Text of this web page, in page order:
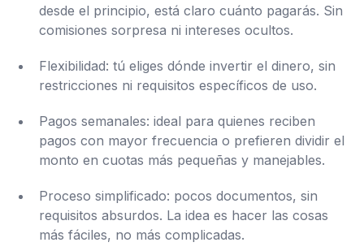
desde el principio, está claro cuánto pagarás. Sin
comisiones sorpresa ni intereses ocultos.
Flexibilidad: tú eliges dónde invertir el dinero, sin
restricciones ni requisitos específicos de uso.
Pagos semanales: ideal para quienes reciben
pagos con mayor frecuencia o prefieren dividir el
monto en cuotas más pequeñas y manejables.
Proceso simplificado: pocos documentos, sin
requisitos absurdos. La idea es hacer las cosas
más fáciles, no más complicadas.